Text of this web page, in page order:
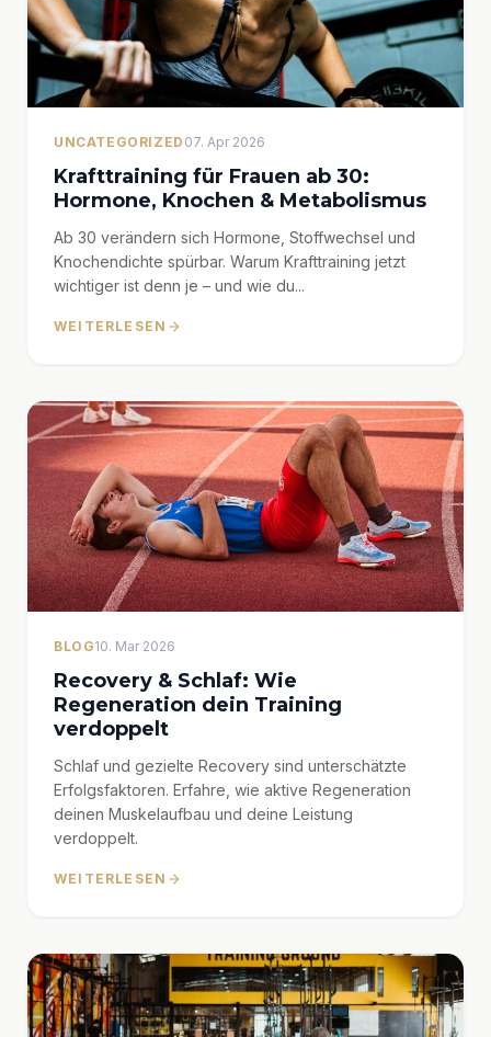
UNCATEGORIZED 07. Apr 2026
Krafttraining für Frauen ab 30:
Hormone, Knochen & Metabolismus
Ab 30 verändern sich Hormone, Stoffwechsel und
Knochendichte spürbar. Warum Krafttraining jetzt
wichtiger ist denn je – und wie du...
WEITERLESEN arrow_forward
BLOG10. Mar 2026
Recovery & Schlaf: Wie
Regeneration dein Training
verdoppelt
Schlaf und gezielte Recovery sind unterschätzte
Erfolgsfaktoren. Erfahre, wie aktive Regeneration
deinen Muskelaufbau und deine Leistung
verdoppelt.
WEITERLESEN arrow_forward